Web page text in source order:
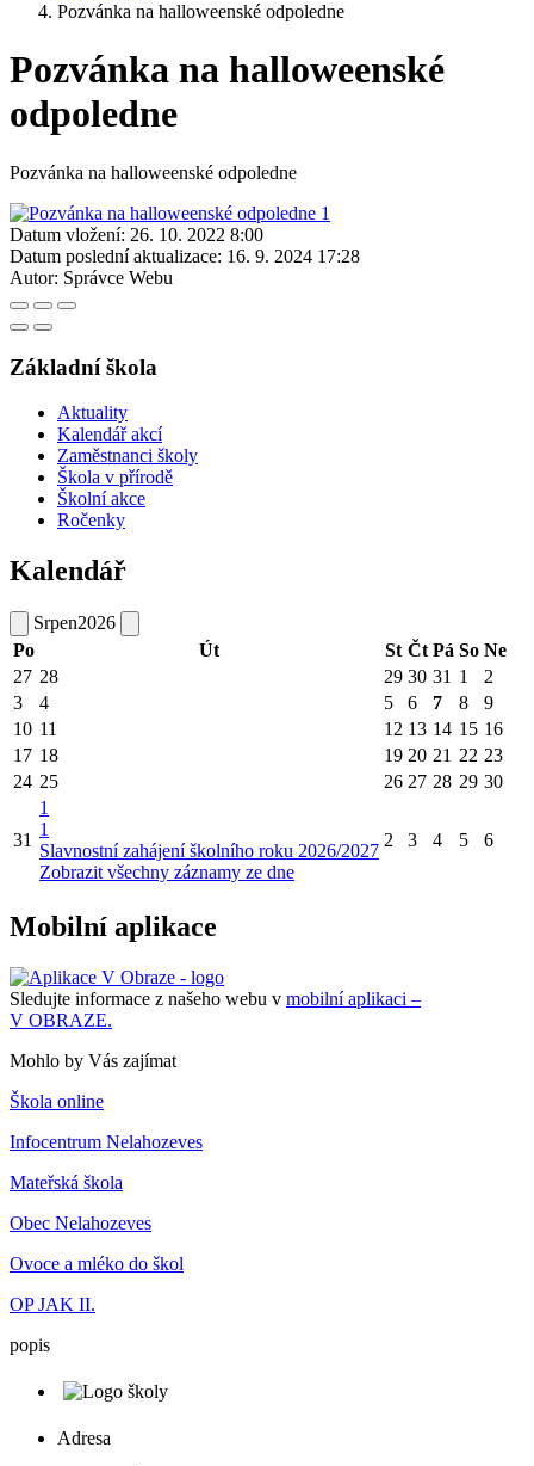
Pozvánka na halloweenské odpoledne
Pozvánka na halloweenské
odpoledne
Pozvánka na halloweenské odpoledne
Datum vložení: 26. 10. 2022 8:00
Datum poslední aktualizace: 16. 9. 2024 17:28
Autor: Správce Webu
Základní škola
Aktuality
Kalendář akcí
Zaměstnanci školy
Škola v přírodě
Školní akce
Ročenky
Kalendář
Srpen2026
Po
Út St Čt Pá So Ne
27 28 29 30 31 1
2
3
4 5 6 7 8
9
10 11 12 13 14 15 16
17 18 19 20 21 22 23
24 25 26 27 28 29 30
31
1
1
Slavnostní zahájení školního roku 2026/2027
Zobrazit všechny záznamy ze dne
2 3 4 5 6
Mobilní aplikace
Sledujte informace z našeho webu v mobilní aplikaci –
V OBRAZE.
Mohlo by Vás zajímat
Škola online
Infocentrum Nelahozeves
Mateřská škola
Obec Nelahozeves
Ovoce a mléko do škol
OP JAK II.
popis
Adresa